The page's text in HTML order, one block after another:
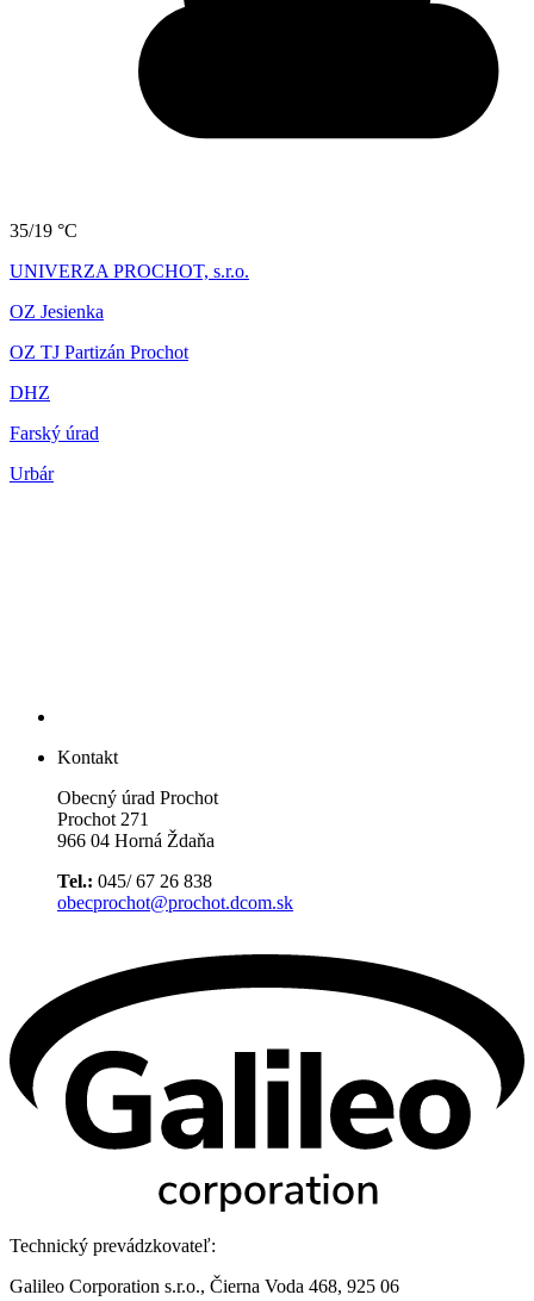
35/19 °C
UNIVERZA PROCHOT, s.r.o.
OZ Jesienka
OZ TJ Partizán Prochot
DHZ
Farský úrad
Urbár
Kontakt
Obecný úrad Prochot
Prochot 271
966 04 Horná Ždaňa
Tel.: 045/ 67 26 838
obecprochot@prochot.dcom.sk
Technický prevádzkovateľ:
Galileo Corporation s.r.o., Čierna Voda 468, 925 06